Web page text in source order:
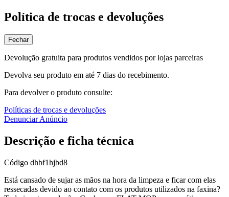
Política de trocas e devoluções
Fechar
Devolução gratuita para produtos vendidos por lojas parceiras
Devolva seu produto em até 7 dias do recebimento.
Para devolver o produto consulte:
Políticas de trocas e devoluções
Denunciar Anúncio
Descrição e ficha técnica
Código dhbf1hjbd8
Está cansado de sujar as mãos na hora da limpeza e ficar com elas
ressecadas devido ao contato com os produtos utilizados na faxina?